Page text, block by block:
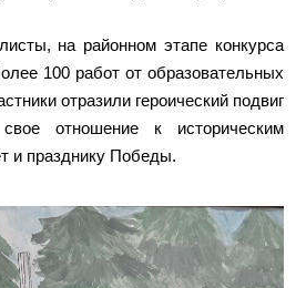
на районном этапе конкурса
100 работ от образовательных
отразили героический подвиг
свое отношение к историческим
и празднику Победы.